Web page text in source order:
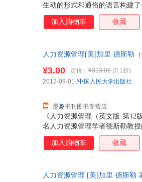
生动的形式和通俗的语言构建
涵盖了人力资源管理的各方面
处理。 本书的一大特点是，摒
进行协同管理的需求，同时以
应用软件进行人力资源管理实
管理和大数据时代到来的今天
加入购物车 收藏
人力资源管理[美]加里·德斯勒
《人力资源管理（英文版·第
名人力资源管理学者德斯勒教
本特色的基础上进行了如下重
理”专栏，详细讲解应当如何
响纳入讨论范围，在很多章中
¥3.00 定价： ¥313.06 (0.1折)
墨趣书刊图书专营店
2012-09-01 /中国人民大学出版社
加入购物车 收藏
人力资源管理 [美]加里·德斯勒